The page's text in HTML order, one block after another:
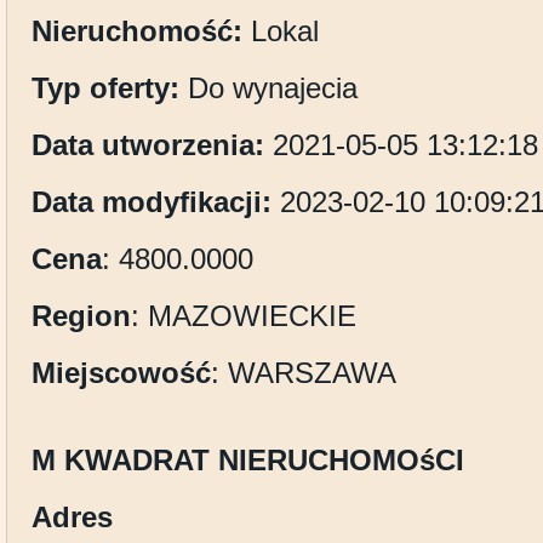
Nieruchomość: Lokal
Typ oferty: Do wynajecia
Data utworzenia: 2021-05-05 13:12:18
Data modyfikacji: 2023-02-10
Cena: 4800.0000
Region: MAZOWIECKIE
Miejscowość: WARSZAWA
M KWADRAT NIERUCHOMOśCI
Adres